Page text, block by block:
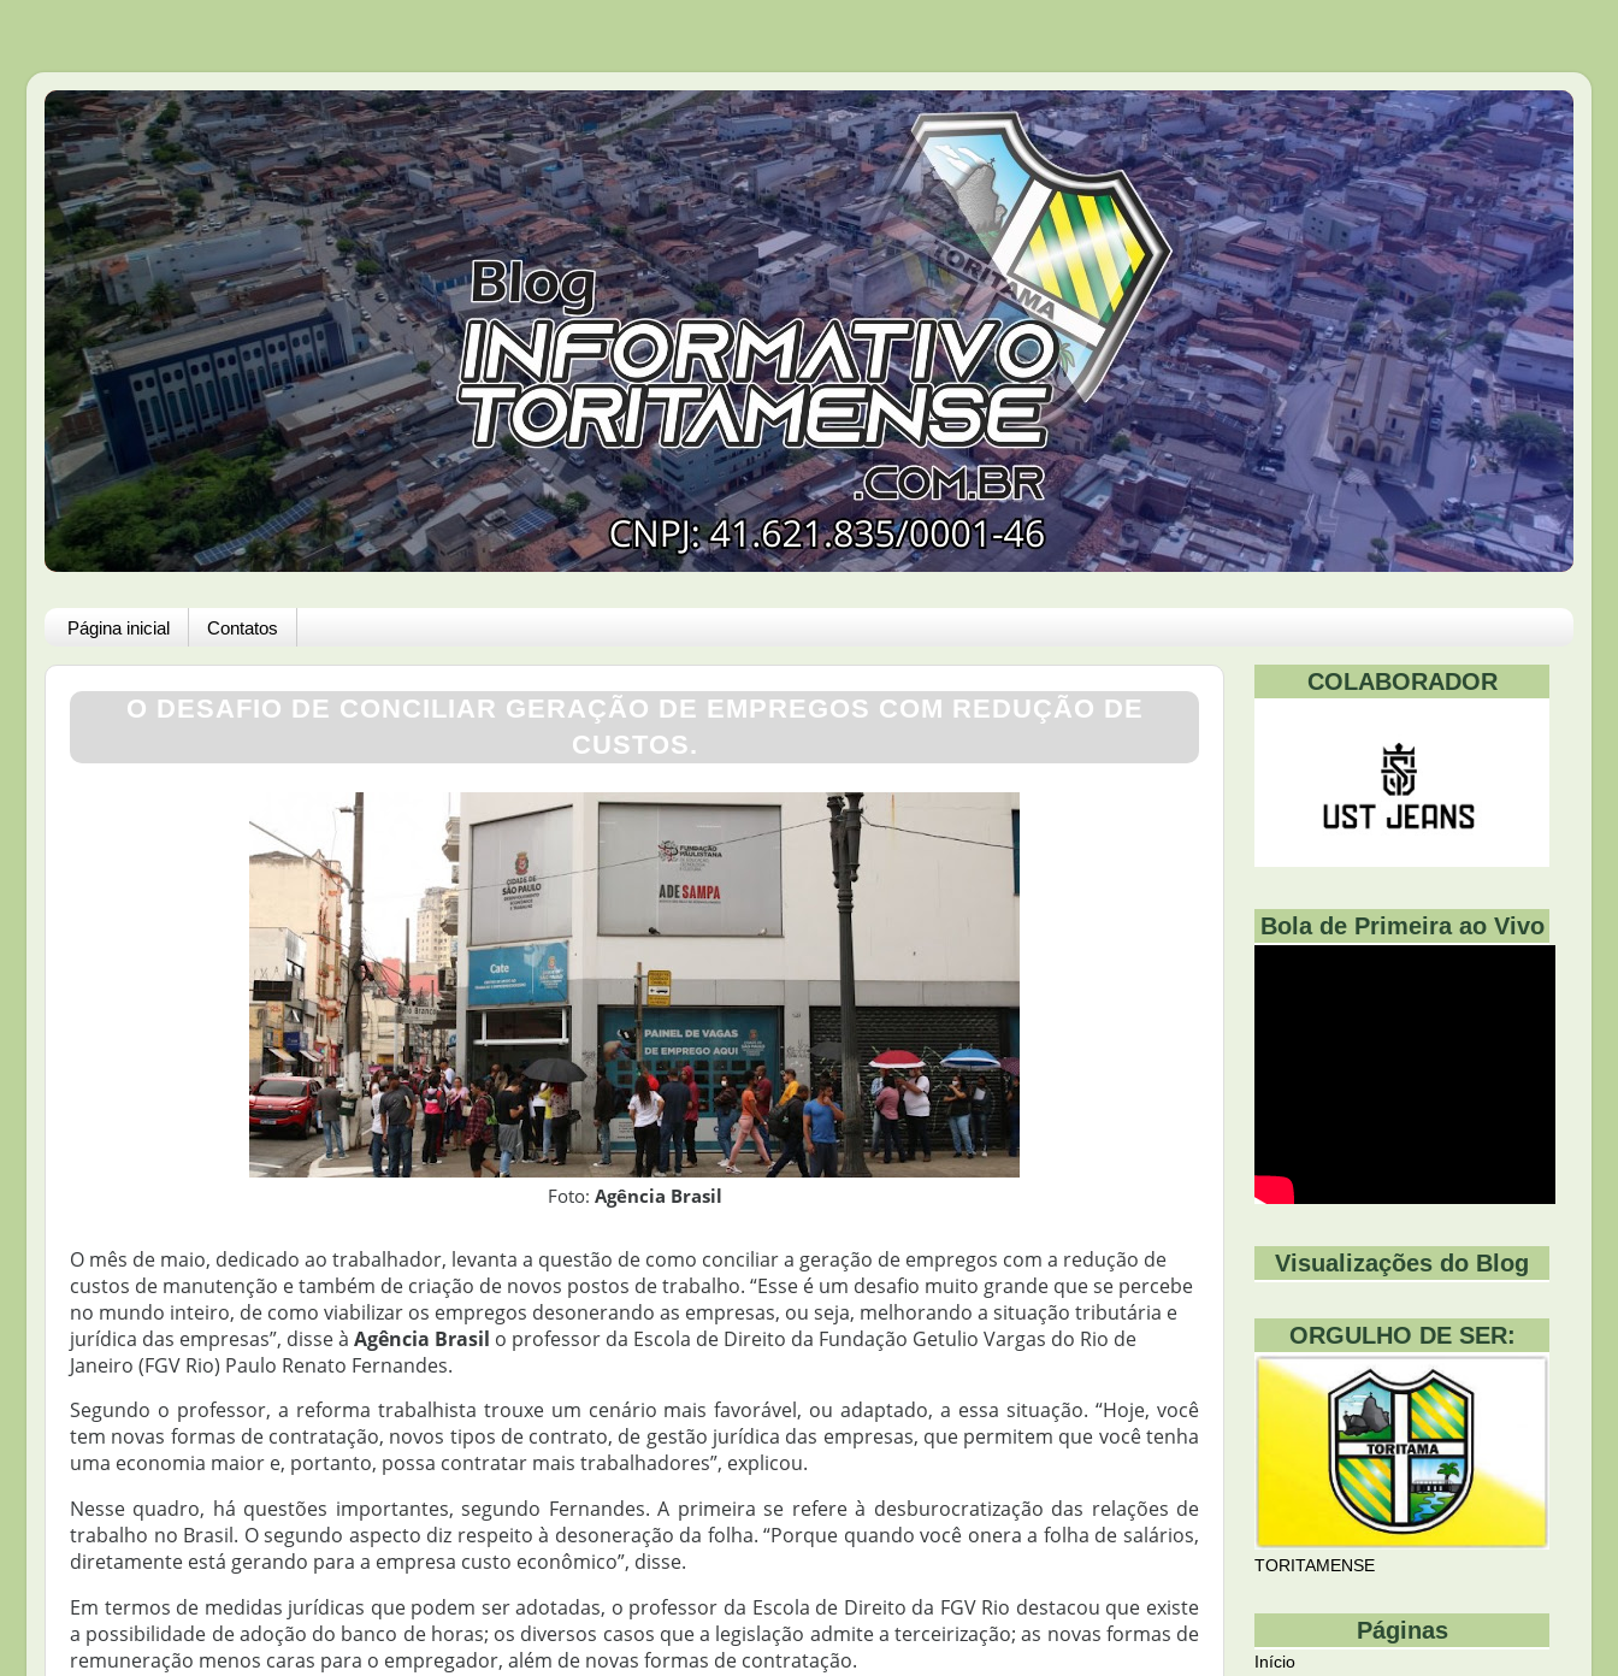
Página inicial Contatos
O DESAFIO DE CONCILIAR GERAÇÃO DE EMPREGOS COM REDUÇÃO DE
CUSTOS.
Foto: Agência Brasil
O mês de maio, dedicado ao trabalhador, levanta a questão de como conciliar a geração de empregos com a redução de
custos de manutenção e também de criação de novos postos de trabalho. “Esse é um desafio muito grande que se percebe
no mundo inteiro, de como viabilizar os empregos desonerando as empresas, ou seja, melhorando a situação tributária e
jurídica das empresas”, disse à Agência Brasil o professor da Escola de Direito da Fundação Getulio Vargas do Rio de
Janeiro (FGV Rio) Paulo Renato Fernandes.
Segundo o professor, a reforma trabalhista trouxe um cenário mais favorável, ou adaptado, a essa situação. “Hoje, você
tem novas formas de contratação, novos tipos de contrato, de gestão jurídica das empresas, que permitem que você tenha
uma economia maior e, portanto, possa contratar mais trabalhadores”, explicou.
Nesse quadro, há questões importantes, segundo Fernandes. A primeira se refere à desburocratização das relações de
trabalho no Brasil. O segundo aspecto diz respeito à desoneração da folha. “Porque quando você onera a folha de salários,
diretamente está gerando para a empresa custo econômico”, disse.
Em termos de medidas jurídicas que podem ser adotadas, o professor da Escola de Direito da FGV Rio destacou que existe
a possibilidade de adoção do banco de horas; os diversos casos que a legislação admite a terceirização; as novas formas de
remuneração menos caras para o empregador, além de novas formas de contratação.
COLABORADOR
Bola de Primeira ao Vivo
Visualizações do Blog
ORGULHO DE SER:
TORITAMENSE
Páginas
Início